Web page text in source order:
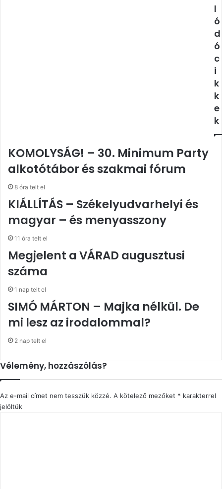
l
ó
d
ó
c
i
k
k
e
k
KOMOLYSÁG! – 30. Minimum Party
alkotótábor és szakmai fórum
8 óra telt el
KIÁLLÍTÁS – Székelyudvarhelyi és
magyar – és menyasszony
11 óra telt el
Megjelent a VÁRAD augusztusi
száma
1 nap telt el
SIMÓ MÁRTON – Majka nélkül. De
mi lesz az irodalommal?
2 nap telt el
Vélemény, hozzászólás?
Az e-mail címet nem tesszük közzé. A kötelező mezőket * karakterrel
jelöltük